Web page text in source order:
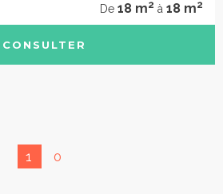
De 18 m2 à 18 m2
CONSULTER
1 0